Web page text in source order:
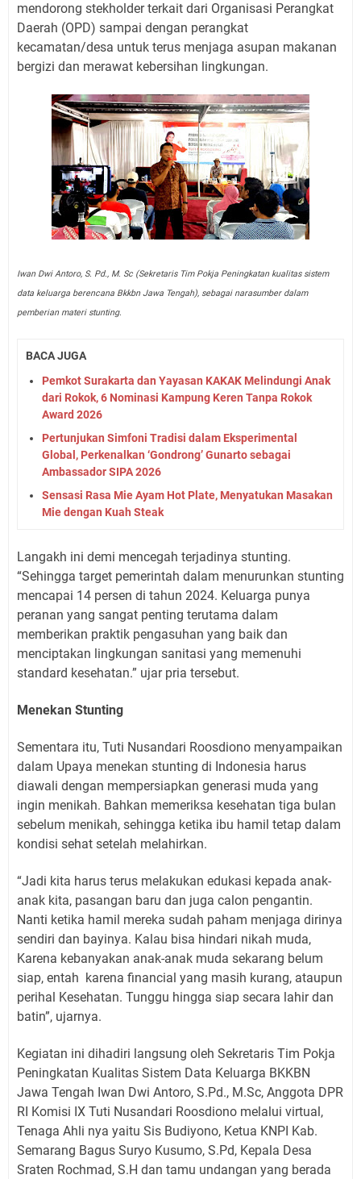
mendorong stekholder terkait dari Organisasi Perangkat
Daerah (OPD) sampai dengan perangkat
kecamatan/desa untuk terus menjaga asupan makanan
bergizi dan merawat kebersihan lingkungan.
Iwan Dwi Antoro, S. Pd., M. Sc (Sekretaris Tim Pokja Peningkatan kualitas sistem
data keluarga berencana Bkkbn Jawa Tengah), sebagai narasumber dalam
pemberian materi stunting.
BACA JUGA
Pemkot Surakarta dan Yayasan KAKAK Melindungi Anak
dari Rokok, 6 Nominasi Kampung Keren Tanpa Rokok
Award 2026
Pertunjukan Simfoni Tradisi dalam Eksperimental
Global, Perkenalkan ‘Gondrong’ Gunarto sebagai
Ambassador SIPA 2026
Sensasi Rasa Mie Ayam Hot Plate, Menyatukan Masakan
Mie dengan Kuah Steak
Langakh ini demi mencegah terjadinya stunting.
“Sehingga target pemerintah dalam menurunkan stunting
mencapai 14 persen di tahun 2024. Keluarga punya
peranan yang sangat penting terutama dalam
memberikan praktik pengasuhan yang baik dan
menciptakan lingkungan sanitasi yang memenuhi
standard kesehatan.” ujar pria tersebut.
Menekan Stunting
Sementara itu, Tuti Nusandari Roosdiono menyampaikan
dalam Upaya menekan stunting di Indonesia harus
diawali dengan mempersiapkan generasi muda yang
ingin menikah. Bahkan memeriksa kesehatan tiga bulan
sebelum menikah, sehingga ketika ibu hamil tetap dalam
kondisi sehat setelah melahirkan.
“Jadi kita harus terus melakukan edukasi kepada anak-
anak kita, pasangan baru dan juga calon pengantin.
Nanti ketika hamil mereka sudah paham menjaga dirinya
sendiri dan bayinya. Kalau bisa hindari nikah muda,
Karena kebanyakan anak-anak muda sekarang belum
siap, entah karena financial yang masih kurang, ataupun
perihal Kesehatan. Tunggu hingga siap secara lahir dan
batin”, ujarnya.
Kegiatan ini dihadiri langsung oleh Sekretaris Tim Pokja
Peningkatan Kualitas Sistem Data Keluarga BKKBN
Jawa Tengah Iwan Dwi Antoro, S.Pd., M.Sc, Anggota DPR
RI Komisi IX Tuti Nusandari Roosdiono melalui virtual,
Tenaga Ahli nya yaitu Sis Budiyono, Ketua KNPI Kab.
Semarang Bagus Suryo Kusumo, S.Pd, Kepala Desa
Sraten Rochmad, S.H dan tamu undangan yang berada